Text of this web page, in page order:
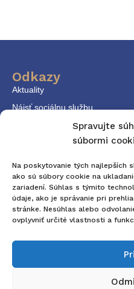
Spravujte
súbormi
Na poskytovanie tých najlepších
ako sú súbory cookie na
zariadení. Súhlas s týmito
údaje, ako je správanie pri
stránke. Nesúhlas alebo
ovplyvniť určité vlastnosti a
Odkazy
Aktuality
Nájsť sociálnu službu
Kontaktné údaje
E-mail:
Tel. č.: +421 33 32 36 170
Mestský úrad v Trnave